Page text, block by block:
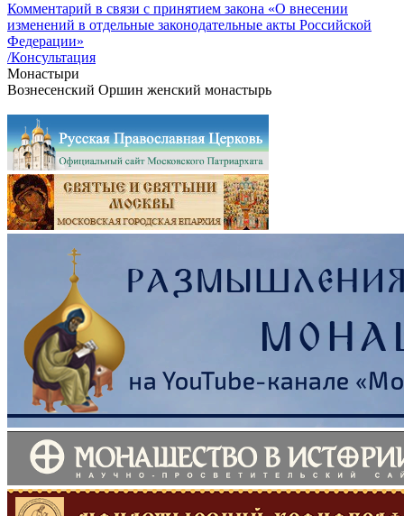
Комментарий в связи с принятием закона «О внесении
изменений в отдельные законодательные акты Российской
Федерации»
/Консультация
Монастыри
Вознесенский Оршин женский монастырь